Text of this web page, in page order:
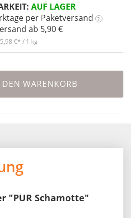
AUF LAGER
per Paketversand ?
ab 5,90 €
€ / 1 kg
WARENKORB
"PUR Schamotte"